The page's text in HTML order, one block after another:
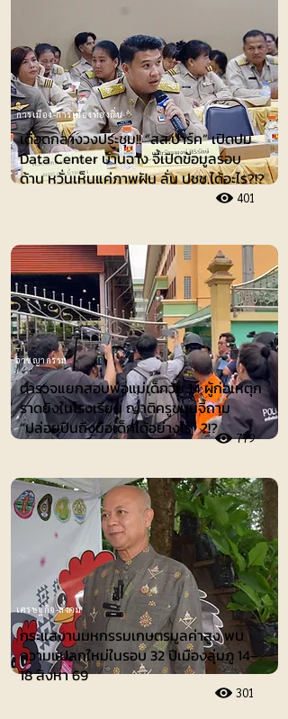
เดือดกลางวงประชุม!! “สส.ปาร์ค” เปิดปม
Data Center บ้านฉาง จี้เปิดข้อมูลรอบ
ด้าน หวั่นเห็นแค่ภาพฝัน ลั่น ปชช.ได้อะไร?!?
401
การเมือง-การเมืองท้องถิ่น
ตำรวจแยกสอบพ่อแม่เด็กวัย 14 ผู้ก่อเหตุก
ราดยิงในโรงเรียน ญาติครูขนุนจี้ถาม
“ปล่อยปืนถึงมือเด็กได้อย่างไร” ?!?
779
อาชญากรรม
กระแสงานมหกรรมเกษตรมูลค่าสูง พบ
ความแปลกใหม่ในรอบ 32 ปีเมืองลุ่มภู 14–
18 สิงหา 69
301
เศรษฐกิจ-สังคม